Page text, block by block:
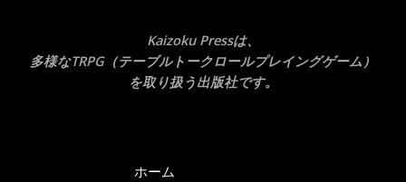
Kaizoku Pressは、
多様なTRPG（テーブルトークロールプレイングゲーム）
を取り扱う出版社です。
ホーム